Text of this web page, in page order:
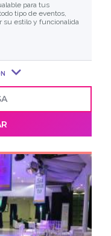
para tus
tipo de eventos,
su estilo y funcionalida